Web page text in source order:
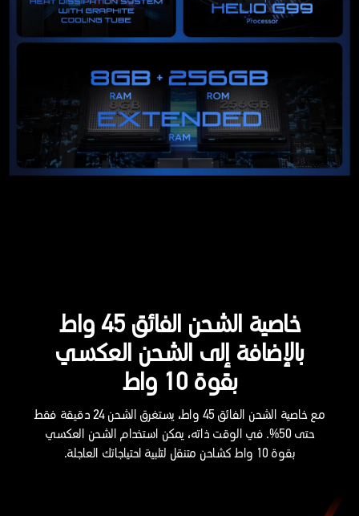
خاصية الشحن الفائق 45 واط
بالإضافة إلى الشحن العكسي
بقوة 10 واط
مع خاصية الشحن الفائق 45 واط، يستغرق الشحن 24 دقيقة فقط
حتى 50%. في الوقت ذاته، يمكن استخدام الشحن العكسي
بقوة 10 واط كشاحن متنقل لتلبية احتياجاتك العاجلة.